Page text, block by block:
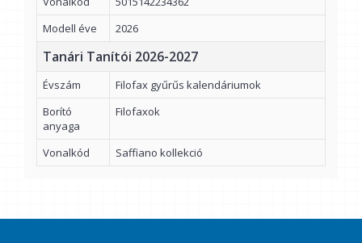
Modell éve
2026
Tanári Tanítói 2026-2027
Évszám
Filofax gyűrűs kalendáriumok
Borító
anyaga
Filofaxok
Vonalkód Saffiano kollekció